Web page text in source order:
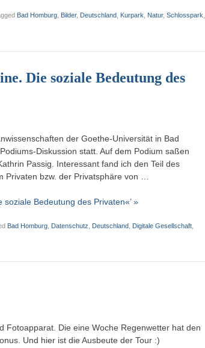
Bad Homburg, Bilder, Deutschland, Kurpark, Natur, Schlosspark,
Die soziale Bedeutung des
der Goethe-Universität in Bad
Diskussion statt. Auf dem Podium saßen
Passig. Interessant fand ich den Teil des
Privaten bzw. der Privatsphäre von …
Bedeutung des Privaten«’ »
Bad Homburg Datenschutz Deutschland Digitale Gesellschaft
Fotoapparat. Die eine Woche Regenwetter hat den
Und hier ist die Ausbeute der Tour :)